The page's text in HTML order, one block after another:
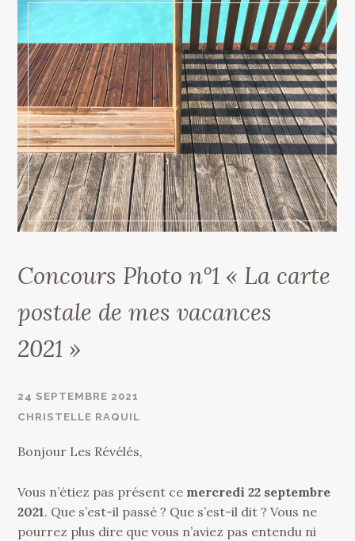
Concours Photo n°1 « La carte
postale de mes vacances
2021 »
24 SEPTEMBRE 2021
CHRISTELLE RAQUIL
Bonjour Les Révélés,
Vous n’étiez pas présent ce mercredi 22 septembre
2021. Que s’est-il passé ? Que s’est-il dit ? Vous ne
pourrez plus dire que vous n’aviez pas entendu ni